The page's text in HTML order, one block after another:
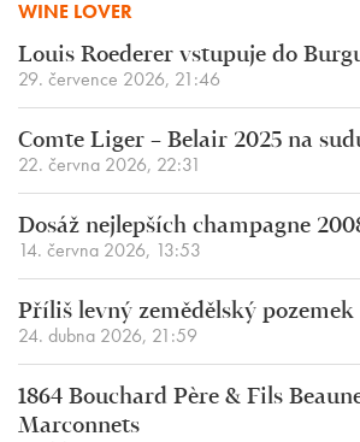
WINE LOVER
Louis Roederer vstupuje do
29. července 2026, 21:46
Comte Liger – Belair 2025 na
22. června 2026, 22:31
Dosáž nejlepších champagne
14. června 2026, 13:53
Příliš levný zemědělský pozemek
24. dubna 2026, 21:59
1864 Bouchard Père & Fils
Marconnets